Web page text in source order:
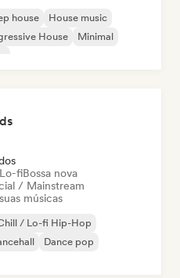
house
House music
House
Minimal
fiBossa nova
/ Mainstream
músicas
/ Lo-fi Hip-Hop
Dance pop